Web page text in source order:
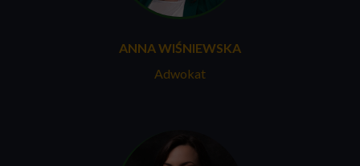
ANNA WIŚNIEWSKA
Adwokat